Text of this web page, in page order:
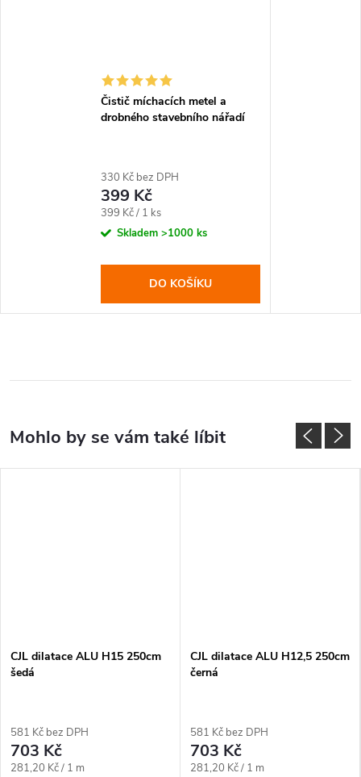
Čistič míchacích metel a
drobného stavebního nářadí
330 Kč bez DPH
399 Kč
Měrná
cena:
399 Kč / 1 ks
Skladem >1000 ks
DO KOŠÍKU
CJL dilatace ALU H15 250cm
šedá
581 Kč bez DPH
703 Kč
Měrná
281,20 Kč / 1 m
CJL dilatace ALU H12,5 250cm
černá
581 Kč bez DPH
703 Kč
Měrná
281,20 Kč / 1 m